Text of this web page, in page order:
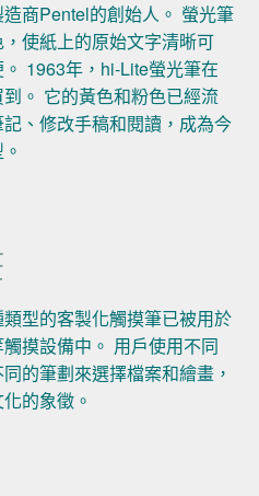
商Pentel的創始人。 螢光筆
使紙上的原始文字清晰可
1963年，hi-Lite螢光筆在
。 它的黃色和粉色已經流
、修改手稿和閱讀，成為今
型的客製化觸摸筆已被用於
摸設備中。 用戶使用不同
的筆劃來選擇檔案和繪畫，
的象徵。